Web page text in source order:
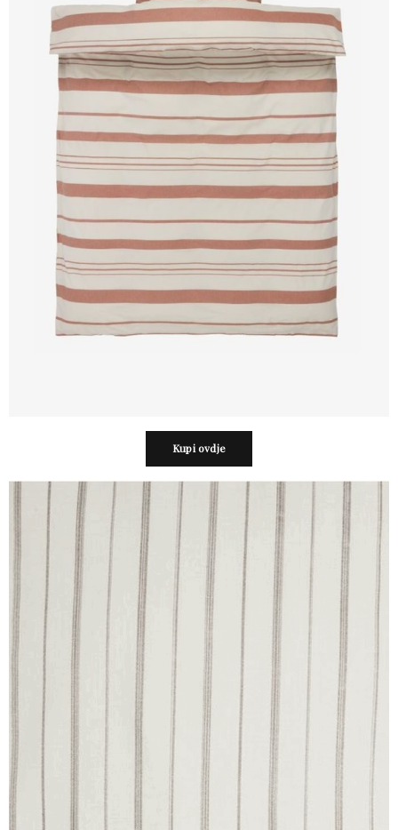
Kupi ovdje